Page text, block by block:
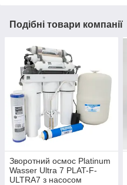
Подібні товари компанії
Зворотний осмос Platinum
Wasser Ultra 7 PLAT-F-
ULTRA7 з насосом